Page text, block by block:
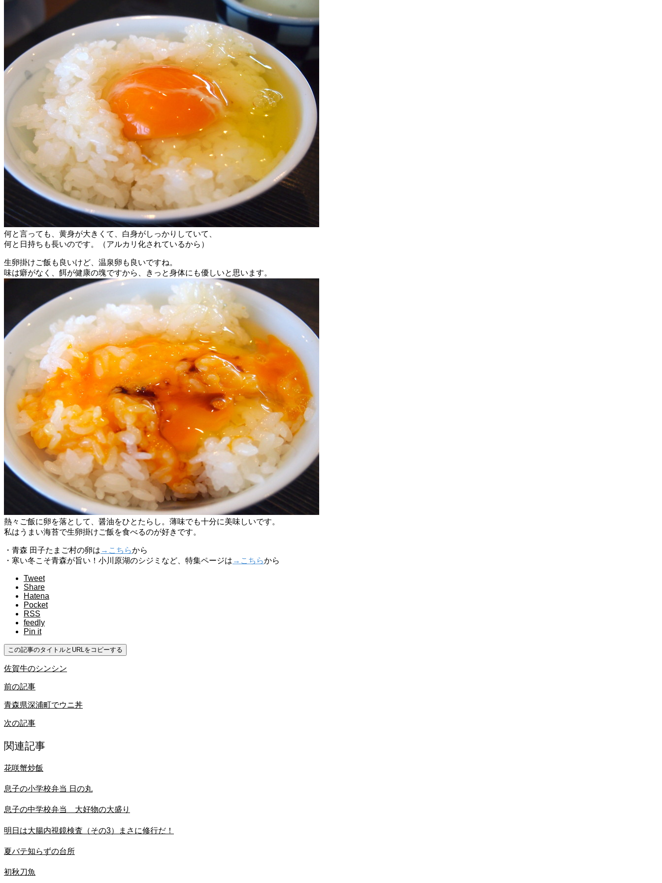
何と言っても、黄身が大きくて、白身がしっかりしていて、
何と日持ちも長いのです。（アルカリ化されているから）
生卵掛けご飯も良いけど、温泉卵も良いですね。
味は癖がなく、餌が健康の塊ですから、きっと身体にも優しいと思います。
熱々ご飯に卵を落として、醤油をひとたらし。薄味でも十分に美味しいです。
私はうまい海苔で生卵掛けご飯を食べるのが好きです。
・青森 田子たまご村の卵は →こちらから
・寒い冬こそ青森が旨い！小川原湖のシジミなど、特集ページは →こちらから
Tweet
Share
Hatena
Pocket
RSS
feedly
Pin it
この記事のタイトルとURLをコピーする
佐賀牛のシンシン
前の記事
青森県深浦町でウニ丼
次の記事
関連記事
花咲蟹炒飯
息子の小学校弁当 日の丸
息子の中学校弁当 大好物の大盛り
明日は大腸内視鏡検査（その3）まさに修行だ！
夏バテ知らずの台所
初秋刀魚